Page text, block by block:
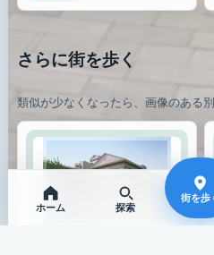
さらに街を歩く
類似が少なくなったら、画像のある
ホーム 探索
街を歩